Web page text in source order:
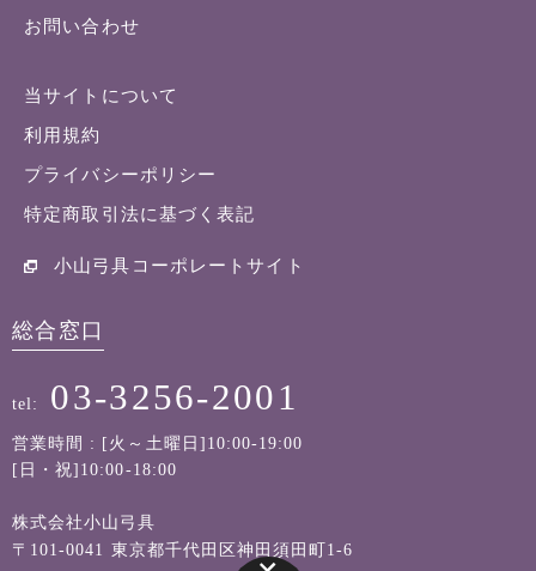
お問い合わせ
当サイトについて
利用規約
プライバシーポリシー
特定商取引法に基づく表記
小山弓具コーポレートサイト
総合窓口
tel: 03-3256-2001
営業時間 : [火～土曜日]10:00-19:00
[日・祝]10:00-18:00
株式会社小山弓具
〒101-0041 東京都千代田区神田須田町1-6